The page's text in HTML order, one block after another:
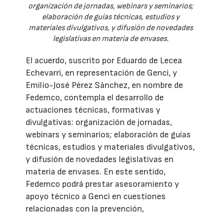
organización de jornadas, webinars y seminarios;
elaboración de guías técnicas, estudios y
materiales divulgativos, y difusión de novedades
legislativas en materia de envases.
El acuerdo, suscrito por Eduardo de Lecea
Echevarri, en representación de Genci, y
Emilio-José Pérez Sánchez, en nombre de
Fedemco, contempla el desarrollo de
actuaciones técnicas, formativas y
divulgativas: organización de jornadas,
webinars y seminarios; elaboración de guías
técnicas, estudios y materiales divulgativos,
y difusión de novedades legislativas en
materia de envases. En este sentido,
Fedemco podrá prestar asesoramiento y
apoyo técnico a Genci en cuestiones
relacionadas con la prevención,